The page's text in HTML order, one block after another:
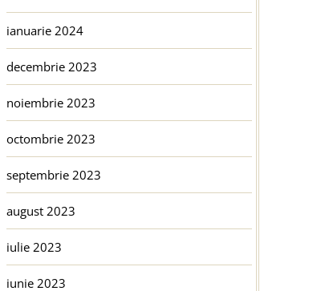
ianuarie 2024
decembrie 2023
noiembrie 2023
octombrie 2023
septembrie 2023
august 2023
iulie 2023
iunie 2023